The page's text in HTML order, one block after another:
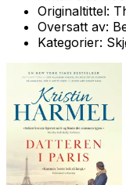
Originaltittel:
Oversatt av:
Kategorier: